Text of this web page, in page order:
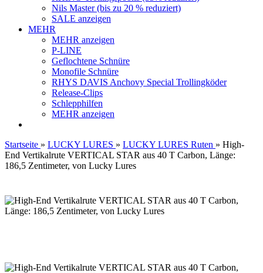
Nils Master (bis zu 20 % reduziert)
SALE anzeigen
MEHR
MEHR anzeigen
P-LINE
Geflochtene Schnüre
Monofile Schnüre
RHYS DAVIS Anchovy Special Trollingköder
Release-Clips
Schlepphilfen
MEHR anzeigen
Startseite » LUCKY LURES » LUCKY LURES Ruten » High-
End Vertikalrute VERTICAL STAR aus 40 T Carbon, Länge:
186,5 Zentimeter, von Lucky Lures